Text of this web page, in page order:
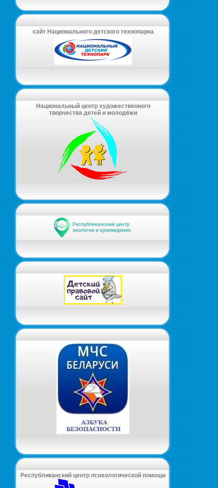
-
сайт Национального детского технопарка
Национальный центр художественного
творчества детей и молодёжи
Республиканский центр психологической помощи